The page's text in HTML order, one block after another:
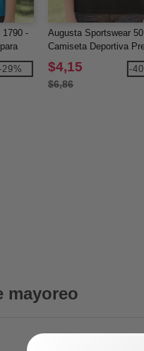
1790 -
29%
Augusta Sportswear
Camiseta Deportiva
de Dos Tonos
$4,15
$6,86
-
mayoreo